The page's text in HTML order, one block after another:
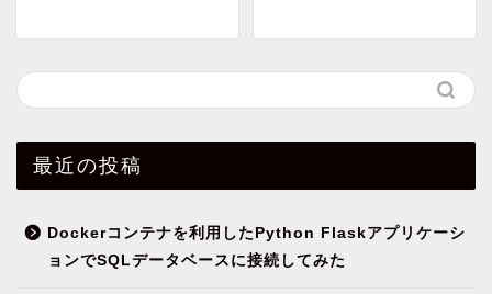
最近の投稿
Dockerコンテナを利用したPython Flaskアプリケーシ
ョンでSQLデータベースに接続してみた